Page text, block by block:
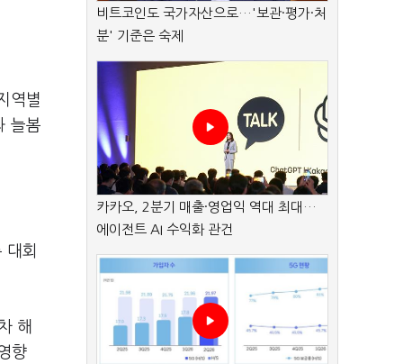
역별
늘봄
회
해
향
비트코인도 국가자산으로…'보관·평가·처
분' 기준은 숙제
카카오, 2분기 매출·영업익 역대 최대…
에이전트 AI 수익화 관건